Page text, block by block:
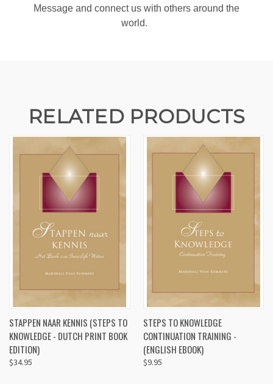
Message and connect us with others around the
world.
RELATED PRODUCTS
STAPPEN NAAR KENNIS (STEPS TO
KNOWLEDGE - DUTCH PRINT BOOK
EDITION)
$34.95
STEPS TO KNOWLEDGE
CONTINUATION TRAINING -
(ENGLISH EBOOK)
$9.95